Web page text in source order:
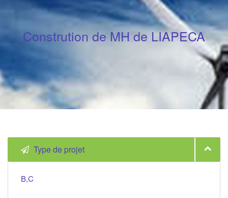
Constrution de MH de LIAPECA
Type de projet
B,C